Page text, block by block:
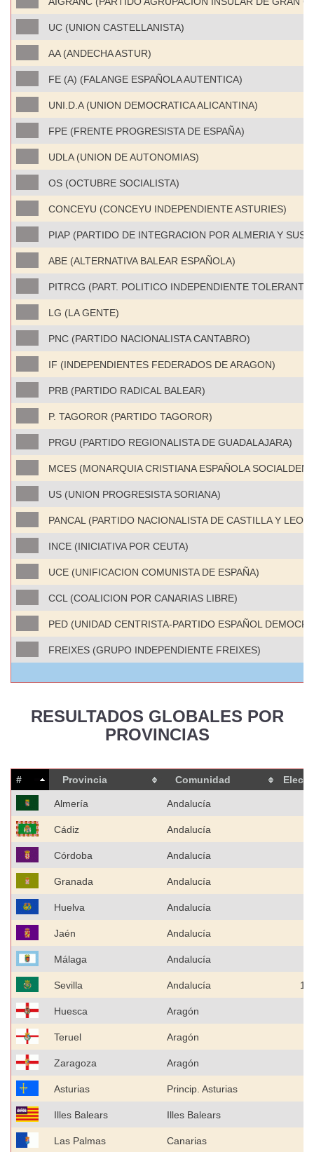
UC (UNION CASTELLANISTA)
AA (ANDECHA ASTUR)
FE (A) (FALANGE ESPAÑOLA AUTENTICA)
UNI.D.A (UNION DEMOCRATICA ALICANTINA)
FPE (FRENTE PROGRESISTA DE ESPAÑA)
UDLA (UNION DE AUTONOMIAS)
OS (OCTUBRE SOCIALISTA)
CONCEYU (CONCEYU INDEPENDIENTE ASTURIES)
PIAP (PARTIDO DE INTEGRACION POR ALMERIA Y SUS
ABE (ALTERNATIVA BALEAR ESPAÑOLA)
PITRCG (PART. POLITICO INDEPENDIENTE TOLERANTE
LG (LA GENTE)
PNC (PARTIDO NACIONALISTA CANTABRO)
IF (INDEPENDIENTES FEDERADOS DE ARAGON)
PRB (PARTIDO RADICAL BALEAR)
P. TAGOROR (PARTIDO TAGOROR)
PRGU (PARTIDO REGIONALISTA DE GUADALAJARA)
MCES (MONARQUIA CRISTIANA ESPAÑOLA
US (UNION PROGRESISTA SORIANA)
PANCAL (PARTIDO NACIONALISTA DE CASTILLA Y LEON)
INCE (INICIATIVA POR CEUTA)
UCE (UNIFICACION COMUNISTA DE ESPAÑA)
CCL (COALICION POR CANARIAS LIBRE)
PED (UNIDAD CENTRISTA-PARTIDO ESPAÑOL
FREIXES (GRUPO INDEPENDIENTE FREIXES)
RESULTADOS GLOBALES POR
PROVINCIAS
# Provincia Comunidad
Almería Andalucía
Cádiz Andalucía
Córdoba Andalucía
Granada Andalucía
Huelva Andalucía
Jaén Andalucía
Málaga Andalucía
Sevilla Andalucía
Huesca Aragón
Teruel Aragón
Zaragoza Aragón
Asturias Princip. Asturias
Illes Balears Illes Balears
Las Palmas Canarias